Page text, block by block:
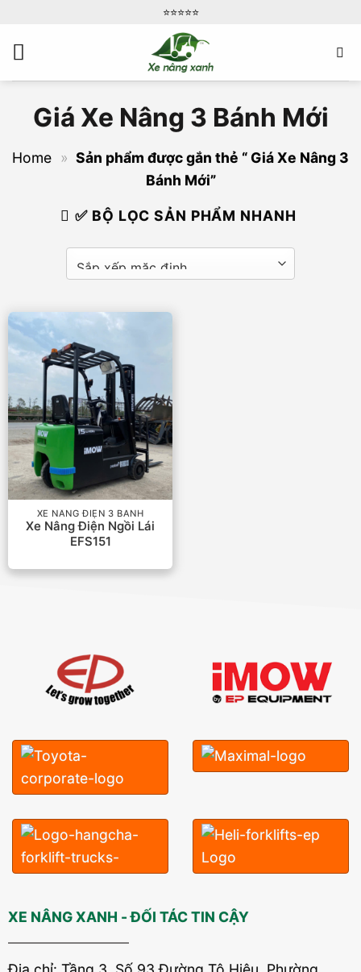
nội
dung
⭐️⭐️⭐️⭐️⭐️
Giá Xe Nâng 3 Bánh Mới
Home » Sản phẩm được gắn thẻ “ Giá Xe Nâng 3
Bánh Mới”
✅ BỘ LỌC SẢN PHẨM NHANH
XE NÂNG ĐIỆN 3 BÁNH
Xe Nâng Điện Ngồi Lái
EFS151
XE NÂNG XANH - ĐỐI TÁC TIN CẬY